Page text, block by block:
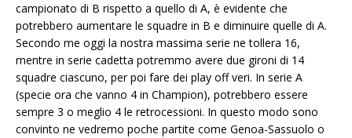
campionato di B rispetto a quello di A, è evidente che
potrebbero aumentare le squadre in B e diminuire quelle di A.
Secondo me oggi la nostra massima serie ne tollera 16,
mentre in serie cadetta potremmo avere due gironi di 14
squadre ciascuno, per poi fare dei play off veri. In serie A
(specie ora che vanno 4 in Champion), potrebbero essere
sempre 3 o meglio 4 le retrocessioni. In questo modo sono
convinto ne vedremo poche partite come Genoa-Sassuolo o